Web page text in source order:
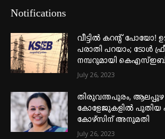
Notifications
വീട്ടില്‍ കറന്റ് പോയോ!
പരാതി പറയാം; ടോള്‍
നമ്പറുമായി
July 26, 2023
തിരുവന്തപുരം, ആലപ്പുഴ
കോളേജുകളില്‍ പുതിയ
കോഴ്‌സിന് അനുമതി
July 26, 2023